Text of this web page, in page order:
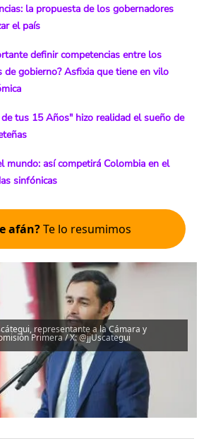
la propuesta de los gobernadores
el país
definir competencias entre los
de gobierno? Asfixia que tiene en vilo
de tus 15 Años" hizo realidad el sueño de
mundo: así competirá Colombia en el
sinfónicas
afán?Te lo resumimos
representante a la Cámara y
Primera / X: @jjUscategui